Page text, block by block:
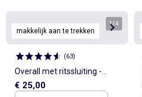
makkelijk aan te trekken
1/4
(63)
Overall met ritssluiting -
gemakkelijk aan te trekken
€ 25,00